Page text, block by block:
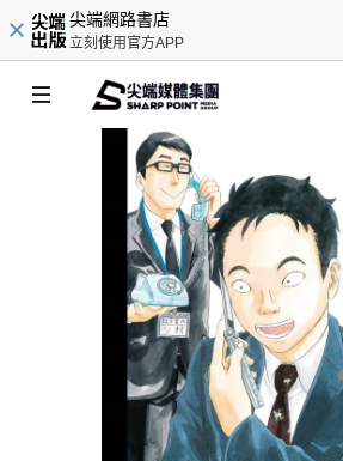
尖端網路書店
立刻使用官方APP